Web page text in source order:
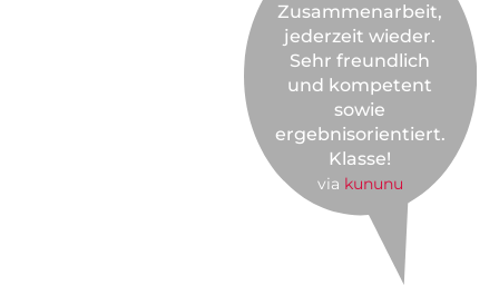
Zusammenarbeit,
jederzeit wieder.
Sehr freundlich
und kompetent
sowie
ergebnisorientiert.
Klasse!
via kununu